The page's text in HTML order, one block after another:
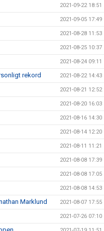
2021-09-22 18:51
2021-09-05 17:49
2021-08-28 11:53
2021-08-25 10:37
2021-08-24 09:11
rekord 2021-08-22 14:43
2021-08-21 12:52
2021-08-20 16:03
2021-08-16 14:30
2021-08-14 12:20
2021-08-11 11:21
2021-08-08 17:39
2021-08-08 17:05
2021-08-08 14:53
Marklund 2021-08-07 17:55
2021-07-26 07:10